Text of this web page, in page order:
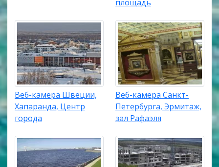
площадь
Веб-камера Швеции,
Хапаранда, Центр
города
Веб-камера Санкт-
Петербурга, Эрмитаж,
зал Рафаэля